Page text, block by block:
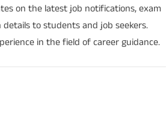
on the latest job notifications, exam
details to students and job seekers.
in the field of career guidance.